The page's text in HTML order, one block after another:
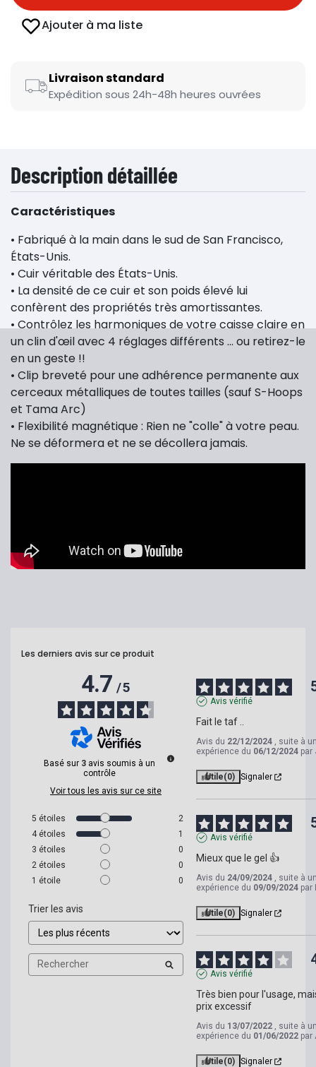
Ajouter à ma liste
Livraison standard
Expédition sous 24h-48h heures ouvrées
Description détaillée
Caractéristiques
• Fabriqué à la main dans le sud de San Francisco,
États-Unis.
• Cuir véritable des États-Unis.
• La densité de ce cuir et son poids élevé lui
confèrent des propriétés très amortissantes.
• Contrôlez les harmoniques de votre caisse claire en
un clin d'œil avec 4 réglages différents ... ou retirez-le
en un geste !!
• Clip breveté pour une adhérence permanente aux
cerceaux métalliques de toutes tailles (sauf S-Hoops
et Tama Arc)
• Flexibilité magnétique : Rien ne "colle" à votre peau.
Ne se déformera et ne se décollera jamais.
Les derniers avis sur ce produit
4.7/5
Basé sur 3 avis soumis à un
contrôle
Voir tous les avis sur ce site
5 étoiles
2
4 étoiles
1
3 étoiles
0
2 étoiles
0
1 étoile 0
Trier les avis
Avis vérifié
Fait le taf ..
Avis du 22/12/2024 , suite à
expérience du 06/12/2024 par
Utile(0) Signaler
Avis vérifié
Mieux que le gel 👍
Avis du 24/09/2024 , suite à
expérience du 09/09/2024 par
Utile(0) Signaler
Avis vérifié
Très bien pour l'usage,
prix excessif
Avis du 13/07/2022 , suite à
expérience du 01/06/2022 par
Utile(0) Signaler